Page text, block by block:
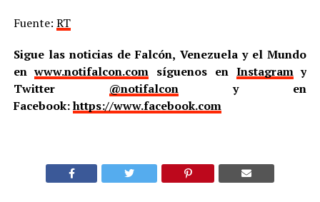
Fuente: RT
Sigue las noticias de Falcón, Venezuela y el Mundo
enwww.notifalcon.com síguenos en Instagramy
Twitter @notifalcony en
Facebook:https://www.facebook.com